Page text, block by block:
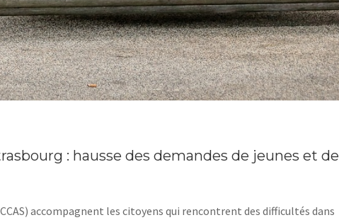
: hausse des demandes de jeunes et de
accompagnent les citoyens qui rencontrent des difficultés dans